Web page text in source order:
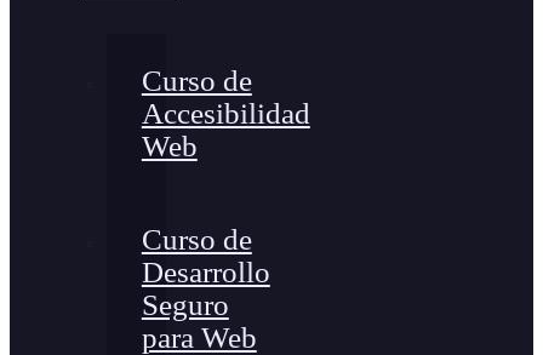
Curso de
Accesibilidad
Web
Curso de
Desarrollo
Seguro
para Web